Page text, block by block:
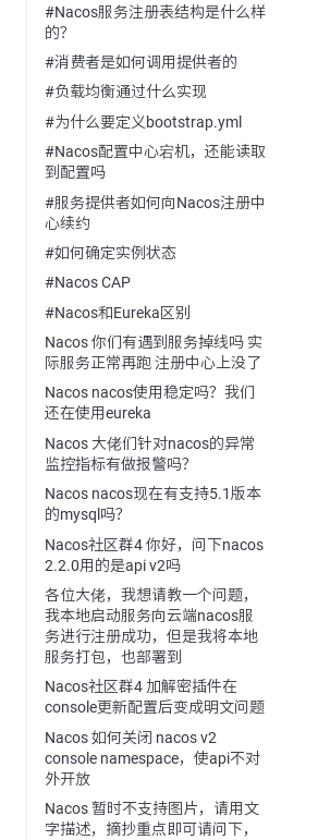
#Nacos服务注册表结构是什么样
的？
#消费者是如何调用提供者的
#负载均衡通过什么实现
#为什么要定义bootstrap.yml
#Nacos配置中心宕机，还能读取
到配置吗
#服务提供者如何向Nacos注册中
心续约
#如何确定实例状态
#Nacos CAP
#Nacos和Eureka区别
Nacos 你们有遇到服务掉线吗 实
际服务正常再跑 注册中心上没了
Nacos nacos使用稳定吗？我们
还在使用eureka
Nacos 大佬们针对nacos的异常
监控指标有做报警吗？
Nacos nacos现在有支持5.1版本
的mysql吗？
Nacos社区群4 你好，问下nacos
2.2.0用的是api v2吗
各位大佬，我想请教一个问题，
我本地启动服务向云端nacos服
务进行注册成功，但是我将本地
服务打包，也部署到
Nacos社区群4 加解密插件在
console更新配置后变成明文问题
Nacos 如何关闭 nacos v2
console namespace，使api不对
外开放
Nacos 暂时不支持图片，请用文
字描述，摘抄重点即可请问下，